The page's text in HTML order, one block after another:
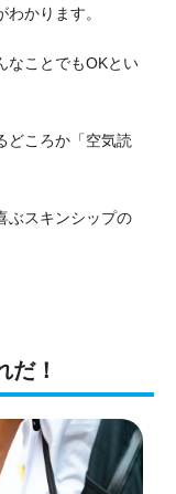
かります。
なことでもOKとい
どころか「空気読
ぶスキンシップの
だ！